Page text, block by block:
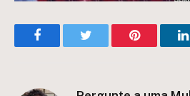
FacebookTwitter Pinterest